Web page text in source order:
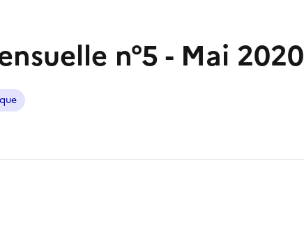
n°5 - Mai 2020